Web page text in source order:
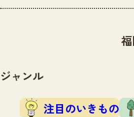
ジャンル
注目のいきもの